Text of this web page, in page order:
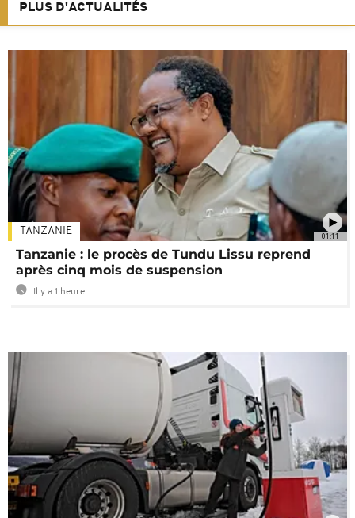
PLUS D'ACTUALITÉS
01:11
TANZANIE
Tanzanie : le procès de Tundu Lissu reprend
après cinq mois de suspension
Il y a 1 heure